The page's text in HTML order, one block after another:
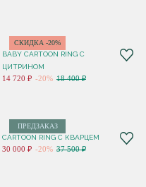
СКИДКА -20%
BABY CARTOON RING С
ЦИТРИНОМ
14 720 ₽ -20% 18 400 ₽
ПРЕДЗАКАЗ
CARTOON RING С КВАРЦЕМ
30 000 ₽ -20% 37 500 ₽